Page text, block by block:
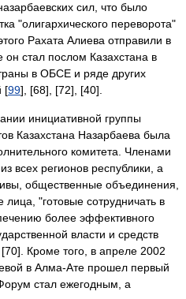
сил, что было
"олигархического переворота"
Рахата Алиева отправили в
он стал послом Казахстана в
в ОБСЕ и ряде других
[99], [68], [72], [40].
инициативной группы
Казахстана Назарбаева была
комитета. Членами
всех регионов республики, а
общественные объединения,
"готовые сотрудничать в
более эффективного
власти и средств
Кроме того, в апреле 2002
в Алма-Ате прошел первый
стал ежегодным, а